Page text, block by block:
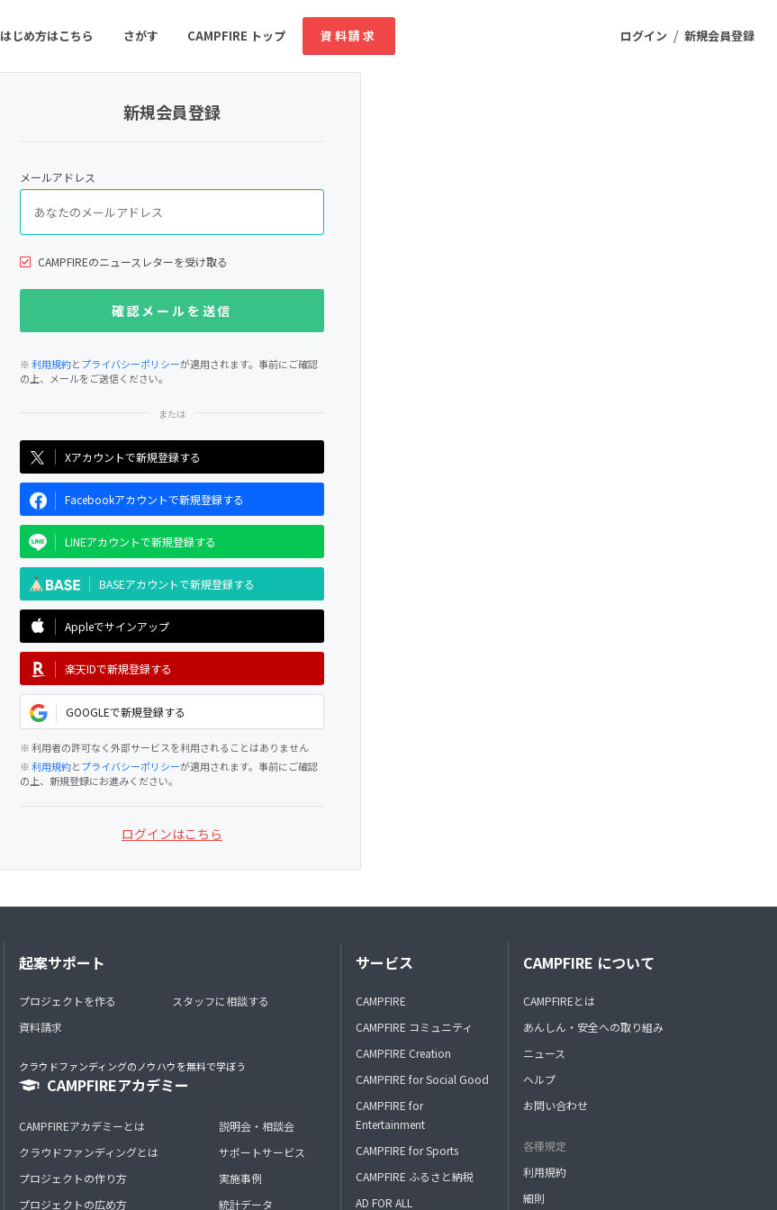
ログイン / 新規会員登録
はじめ方はこちら さがす CAMPFIRE トップ 資料請求
ゲーム・サービス開発
書籍・雑誌出版 アニメ・漫画
ソーシャルグッド ビューティー・ヘルスケア
新規会員登録
メールアドレス
CAMPFIREのニュースレターを受け取る
※利用規約とプライバシーポリシーが適用されます。事前にご確認
の上、メールをご送信ください。
Xアカウントで新規登録する
Facebookアカウントで新規登録する
LINEアカウントで新規登録する
BASEアカウントで新規登録する
Appleでサインアップ
楽天IDで新規登録する
GOOGLEで新規登録する
※ 利用者の許可なく外部サービスを利用されることはありません
※利用規約とプライバシーポリシーが適用されます。事前にご確認
の上、新規登録にお進みください。
ログインはこちら
起案サポート
プロジェクトを作る
資料請求
スタッフに相談する
クラウドファンディングのノウハウを無料で学ぼう
CAMPFIREアカデミー
CAMPFIREアカデミーとは
クラウドファンディングとは
プロジェクトの作り方
プロジェクトの広め方
説明会・相談会
サポートサービス
実施事例
統計データ
サービス
CAMPFIRE
CAMPFIRE コミュニティ
CAMPFIRE Creation
CAMPFIRE for Social Good
CAMPFIRE for
Entertainment
CAMPFIRE for Sports
CAMPFIRE ふるさと納税
AD FOR ALL
CAMPFIRE について
CAMPFIREとは
あんしん・安全への取り組み
ニュース
ヘルプ
お問い合わせ
各種規定
利用規約
細則